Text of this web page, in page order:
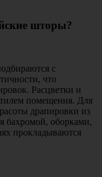
шторы?
с
что
Расцветки и
помещения. Для
драпировки из
бахромой, оборками,
прокладываются